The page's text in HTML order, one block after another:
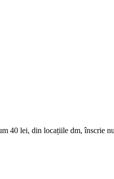
40 lei, din locațiile dm, înscrie